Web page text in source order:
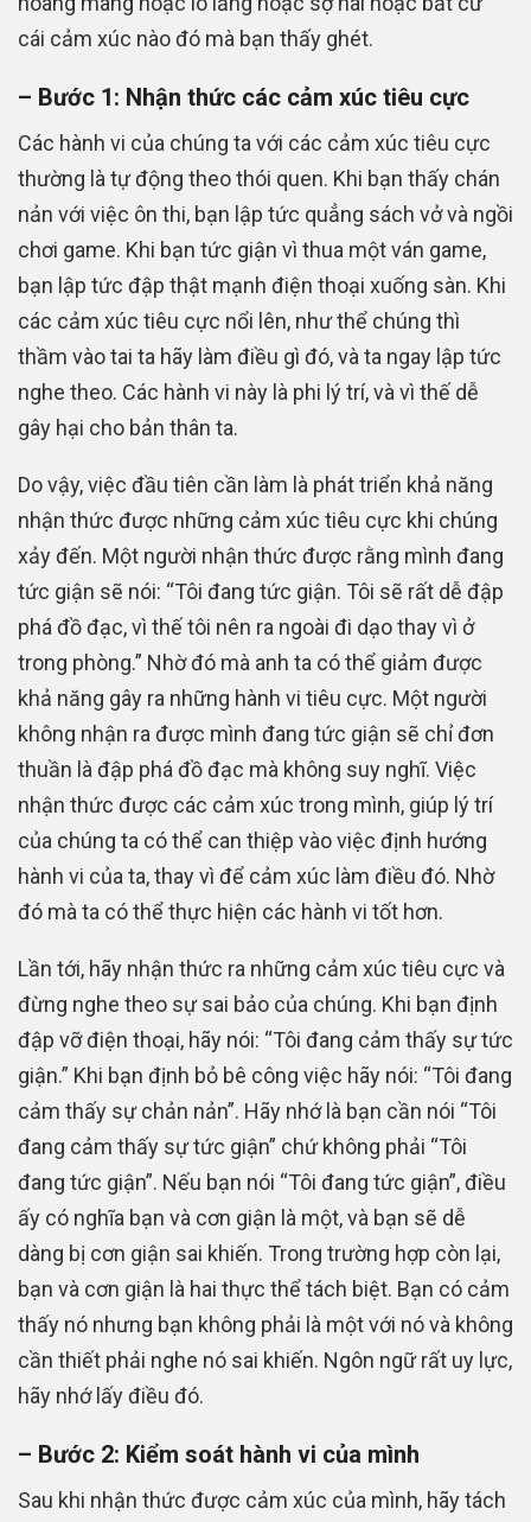
cái cảm xúc nào đó mà bạn thấy ghét.
– Bước 1: Nhận thức các cảm xúc tiêu cực
Các hành vi của chúng ta với các cảm xúc tiêu cực
thường là tự động theo thói quen. Khi bạn thấy chán
nản với việc ôn thi, bạn lập tức quẳng sách vở và ngồi
chơi game. Khi bạn tức giận vì thua một ván game,
bạn lập tức đập thật mạnh điện thoại xuống sàn. Khi
các cảm xúc tiêu cực nổi lên, như thể chúng thì
thầm vào tai ta hãy làm điều gì đó, và ta ngay lập tức
nghe theo. Các hành vi này là phi lý trí, và vì thế dễ
gây hại cho bản thân ta.
Do vậy, việc đầu tiên cần làm là phát triển khả năng
nhận thức được những cảm xúc tiêu cực khi chúng
xảy đến. Một người nhận thức được rằng mình đang
tức giận sẽ nói: “Tôi đang tức giận. Tôi sẽ rất dễ đập
phá đồ đạc, vì thế tôi nên ra ngoài đi dạo thay vì ở
trong phòng.” Nhờ đó mà anh ta có thể giảm được
khả năng gây ra những hành vi tiêu cực. Một người
không nhận ra được mình đang tức giận sẽ chỉ đơn
thuần là đập phá đồ đạc mà không suy nghĩ. Việc
nhận thức được các cảm xúc trong mình, giúp lý trí
của chúng ta có thể can thiệp vào việc định hướng
hành vi của ta, thay vì để cảm xúc làm điều đó. Nhờ
đó mà ta có thể thực hiện các hành vi tốt hơn.
Lần tới, hãy nhận thức ra những cảm xúc tiêu cực và
đừng nghe theo sự sai bảo của chúng. Khi bạn định
đập vỡ điện thoại, hãy nói: “Tôi đang cảm thấy sự tức
giận.” Khi bạn định bỏ bê công việc hãy nói: “Tôi đang
cảm thấy sự chản nản”. Hãy nhớ là bạn cần nói “Tôi
đang cảm thấy sự tức giận” chứ không phải “Tôi
đang tức giận”. Nếu bạn nói “Tôi đang tức giận”, điều
ấy có nghĩa bạn và cơn giận là một, và bạn sẽ dễ
dàng bị cơn giận sai khiến. Trong trường hợp còn lại,
bạn và cơn giận là hai thực thể tách biệt. Bạn có cảm
thấy nó nhưng bạn không phải là một với nó và không
cần thiết phải nghe nó sai khiến. Ngôn ngữ rất uy lực,
hãy nhớ lấy điều đó.
– Bước 2: Kiểm soát hành vi của mình
Sau khi nhận thức được cảm xúc của mình, hãy tách